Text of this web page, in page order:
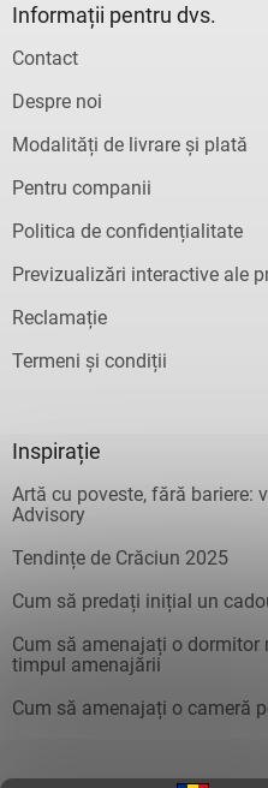
Informații pentru dvs.
Contact
Despre noi
Modalități de livrare și plată
Pentru companii
Politica de confidențialitate
Previzualizări interactive ale
Reclamație
Termeni și condiții
Inspirație
Artă cu poveste, fără bariere:
Advisory
Tendințe de Crăciun 2025
Cum să predați inițial un
Cum să amenajați o
timpul amenajării
Cum să amenajați o cameră